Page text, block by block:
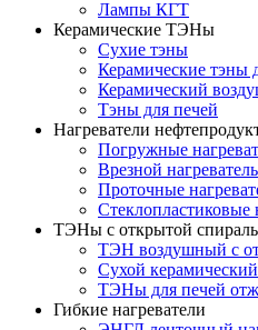
Лампы КГТ
Керамические ТЭНы
Сухие тэны
Керамические тэны
Керамический
Тэны для печей
Нагреватели
Погружные
Врезной нагреватель
Проточные
Стеклопластиковые
ТЭНы с открытой
ТЭН воздушный с
Сухой
ТЭНы для печей
Гибкие нагреватели